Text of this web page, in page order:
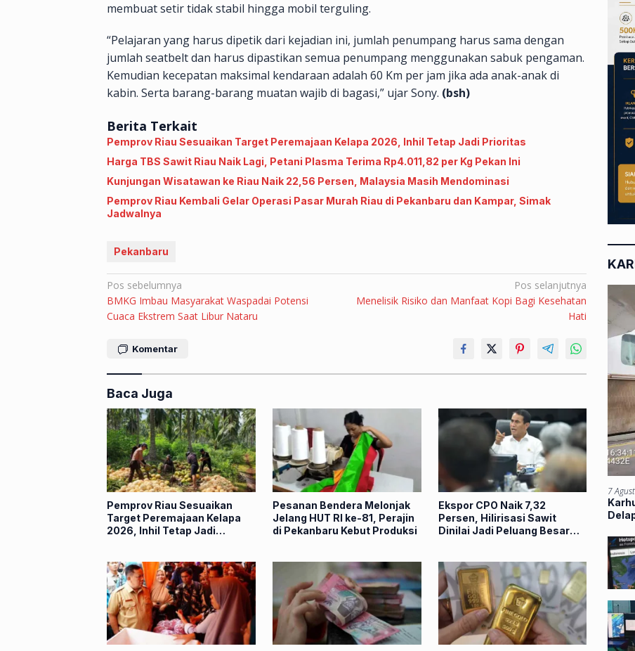
membuat setir tidak stabil hingga mobil terguling.
“Pelajaran yang harus dipetik dari kejadian ini, jumlah penumpang harus sama dengan
jumlah seatbelt dan harus dipastikan semua penumpang menggunakan sabuk pengaman.
Kemudian kecepatan maksimal kendaraan adalah 60 Km per jam jika ada anak-anak di
kabin. Serta barang-barang muatan wajib di bagasi,” ujar Sony. (bsh)
Berita Terkait
Pemprov Riau Sesuaikan Target Peremajaan Kelapa 2026, Inhil Tetap Jadi Prioritas
Harga TBS Sawit Riau Naik Lagi, Petani Plasma Terima Rp4.011,82 per Kg Pekan Ini
Kunjungan Wisatawan ke Riau Naik 22,56 Persen, Malaysia Masih Mendominasi
Pemprov Riau Kembali Gelar Operasi Pasar Murah Riau di Pekanbaru dan Kampar, Simak
Jadwalnya
Pekanbaru
Navigasi
pos
Pos sebelumnya
BMKG Imbau Masyarakat Waspadai Potensi
Cuaca Ekstrem Saat Libur Nataru
Pos selanjutnya
Menelisik Risiko dan Manfaat Kopi Bagi Kesehatan
Hati
Komentar
Baca Juga
Pemprov Riau Sesuaikan
Target Peremajaan Kelapa
2026, Inhil Tetap Jadi
Pesanan Bendera Melonjak
Jelang HUT RI ke-81, Perajin
di Pekanbaru Kebut Produksi
Ekspor CPO Naik 7,32
Persen, Hilirisasi Sawit
Dinilai Jadi Peluang Besar
7